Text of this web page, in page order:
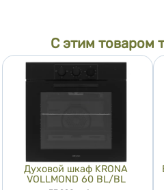
С этим товаром
Духовой шкаф KRONA
VOLLMOND 60 BL/BL